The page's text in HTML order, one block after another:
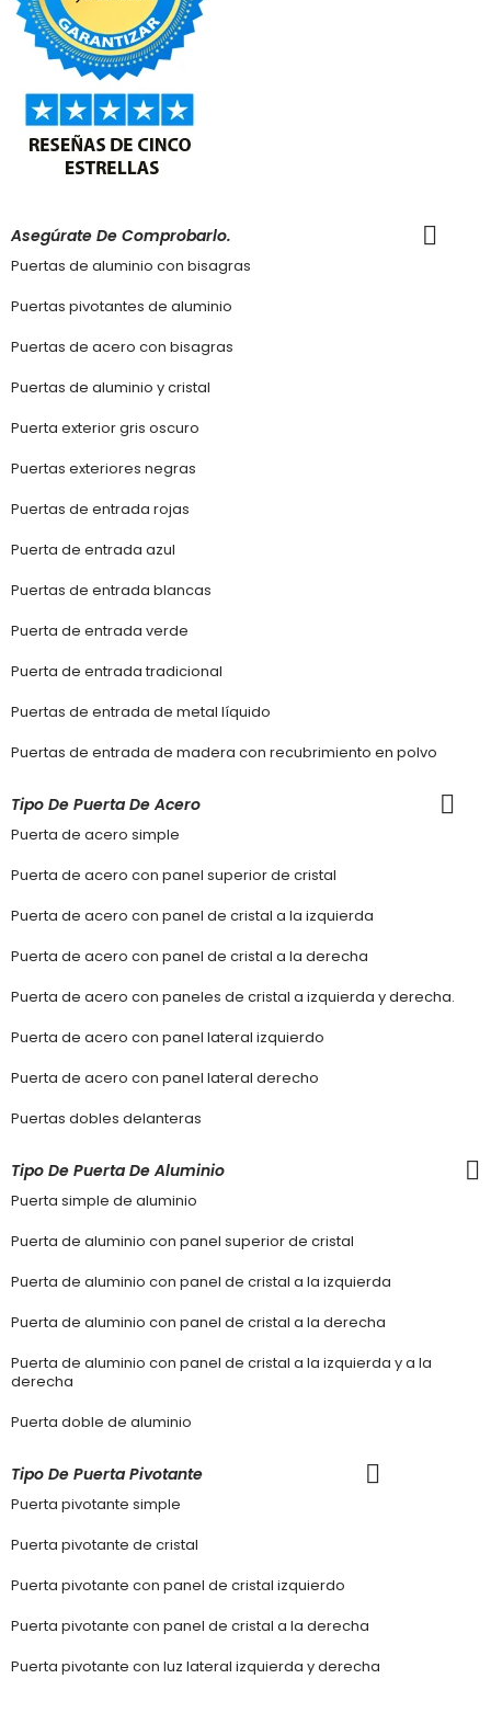
Asegúrate De Comprobarlo.
Puertas de aluminio con bisagras
Puertas pivotantes de aluminio
Puertas de acero con bisagras
Puertas de aluminio y cristal
Puerta exterior gris oscuro
Puertas exteriores negras
Puertas de entrada rojas
Puerta de entrada azul
Puertas de entrada blancas
Puerta de entrada verde
Puerta de entrada tradicional
Puertas de entrada de metal líquido
Puertas de entrada de madera con recubrimiento en polvo
Tipo De Puerta De Acero
Puerta de acero simple
Puerta de acero con panel superior de cristal
Puerta de acero con panel de cristal a la izquierda
Puerta de acero con panel de cristal a la derecha
Puerta de acero con paneles de cristal a izquierda y derecha.
Puerta de acero con panel lateral izquierdo
Puerta de acero con panel lateral derecho
Puertas dobles delanteras
Tipo De Puerta De Aluminio
Puerta simple de aluminio
Puerta de aluminio con panel superior de cristal
Puerta de aluminio con panel de cristal a la izquierda
Puerta de aluminio con panel de cristal a la derecha
Puerta de aluminio con panel de cristal a la izquierda y a la
derecha
Puerta doble de aluminio
Tipo De Puerta Pivotante
Puerta pivotante simple
Puerta pivotante de cristal
Puerta pivotante con panel de cristal izquierdo
Puerta pivotante con panel de cristal a la derecha
Puerta pivotante con luz lateral izquierda y derecha